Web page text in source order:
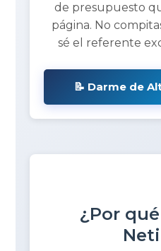
de presupuesto
página. No
sé el referente
📝 Darme de
¿Por